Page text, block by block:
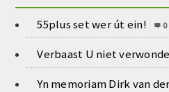
55plus set wer út ein! 0
Verbaast U niet
Yn memoriam Dirk van